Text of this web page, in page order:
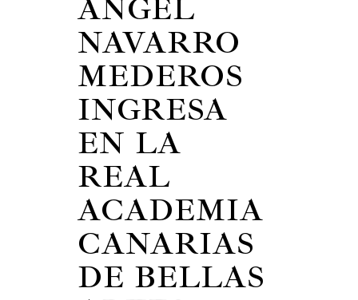
ÁNGEL
NAVARRO
MEDEROS
INGRESA
EN LA
REAL
ACADEMIA
CANARIAS
DE BELLAS